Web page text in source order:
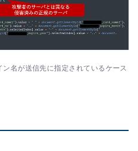
名が送信先に指定されているケース